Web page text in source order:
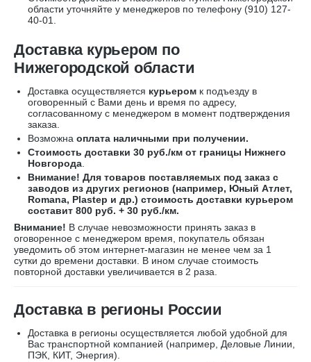
области уточняйте у менеджеров по телефону (910) 127-
40-01
Доставка курьером по
Нижегородской области
Доставка осуществляется курьером к подъезду в
оговоренный с Вами день и время по адресу,
согласованному с менеджером в момент подтверждения
заказа.
Возможна оплата наличными при получении.
Стоимость доставки 30 руб./км от границы Нижнего
Новгорода
Внимание! Для товаров поставляемых под заказ с
заводов из других регионов (например, Юный Атлет,
Romana, Plastep и др.) стоимость доставки курьером
составит 800 руб. + 30 руб./км.
Внимание! В случае невозможности принять заказ в
оговоренное с менеджером время, покупатель обязан
уведомить об этом интернет-магазин не менее чем за 1
сутки до времени доставки. В ином случае стоимость
повторной доставки увеличивается в 2 раза.
Доставка в регионы России
Доставка в регионы осуществляется любой удобной для
Вас транспортной компанией (например, Деловые Линии,
ПЭК, КИТ, Энергия).